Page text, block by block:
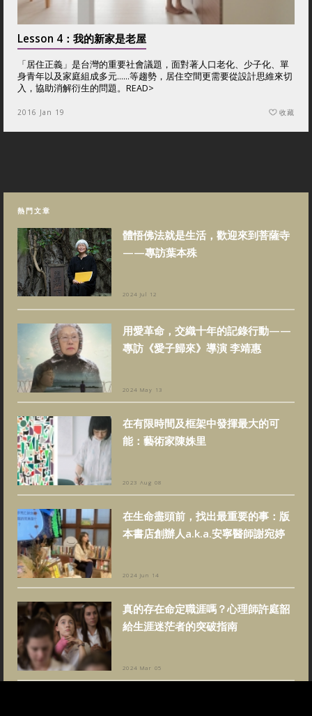
Lesson 4：我的新家是老屋
「居住正義」是台灣的重要社會議題，面對著人口老化、少子化、單
身青年以及家庭組成多元……等趨勢，居住空間更需要從設計思維來切
入，協助消解衍生的問題。 READ>
2016 Jan 19 收藏
熱門文章
體悟佛法就是生活，歡迎來到菩薩寺
——專訪葉本殊
2024 Jul 12
用愛革命，交織十年的記錄行動——
專訪《愛子歸來》導演 李靖惠
2024 May 13
在有限時間及框架中發揮最大的可
能：藝術家陳姝里
2023 Aug 08
在生命盡頭前，找出最重要的事：版
本書店創辦人a.k.a.安寧醫師謝宛婷
2024 Jun 14
真的存在命定職涯嗎？心理師許庭韶
給生涯迷茫者的突破指南
2024 Mar 05